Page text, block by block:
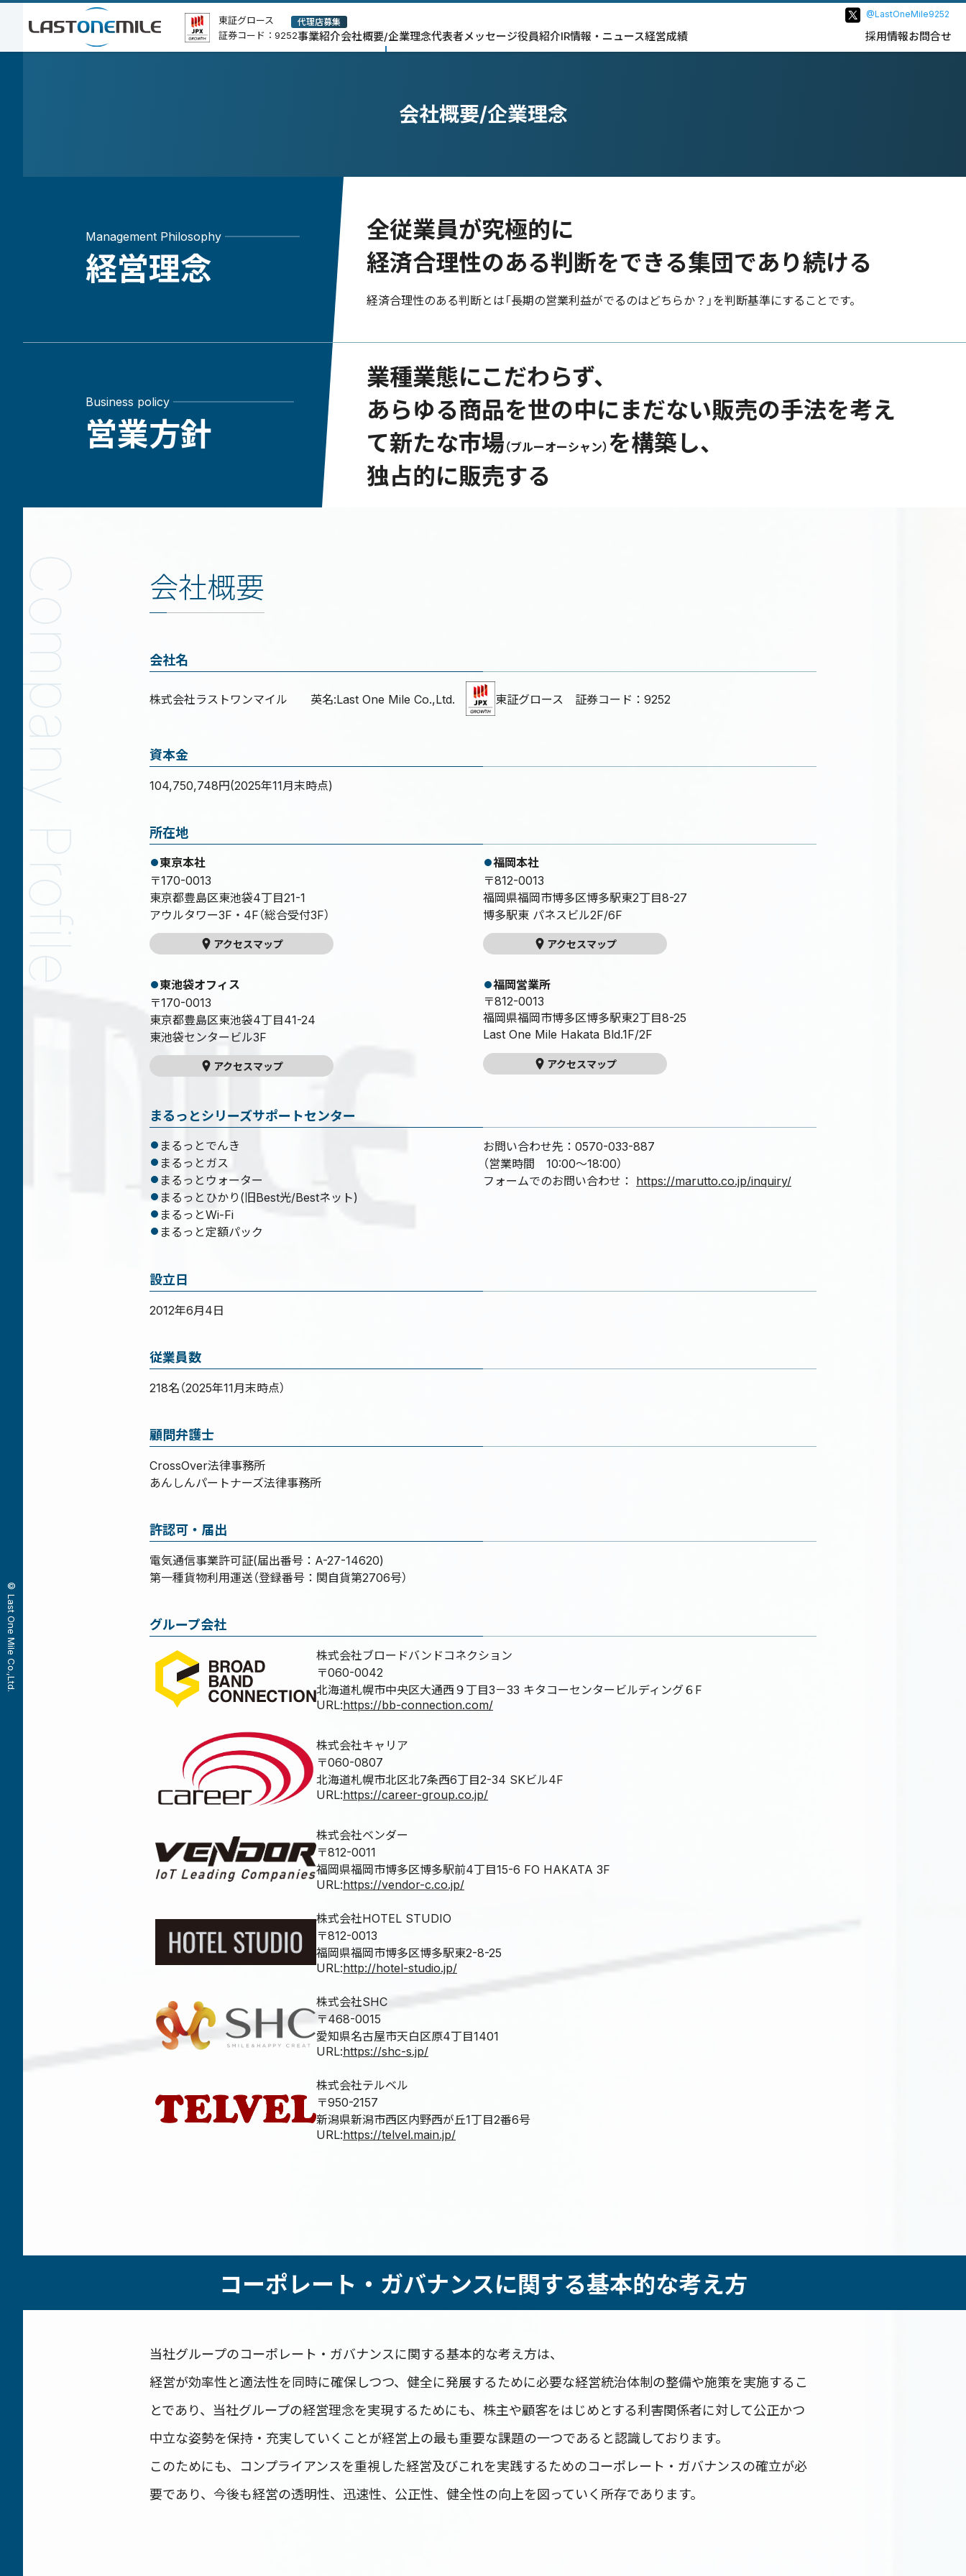
シ
東証グロース
証券コード：9252事業紹介
代理店募集
会社概要/企業理念代表者メッセージ役員紹介IR情報・ニュース経営成績 採用情報お問合せ
@LastOneMile9252
会社概要/企業理念
経営理念
Management Philosophy
全従業員が究極的に
経済合理性のある判断をできる集団であり続ける
経済合理性のある判断とは「長期の営業利益がでるのはどちらか？」を判断基準にすることです。
営業方針
Business policy
業種業態にこだわらず、
あらゆる商品を世の中にまだない販売の手法を考え
て新たな市場 （ブルーオーシャン） を構築し、
独占的に販売する
会社概要
会社名
株式会社ラストワンマイル 英名:Last One Mile Co.,Ltd. 東証グロース 証券コード：9252
資本金
104,750,748円(2025年11月末時点)
所在地
東京本社
〒170-0013
東京都豊島区東池袋4丁目21-1
アウルタワー3F・4F（総合受付3F）
アクセスマップ
福岡本社
〒812-0013
福岡県福岡市博多区博多駅東2丁目8-27
博多駅東 パネスビル2F/6F
アクセスマップ
東池袋オフィス
〒170-0013
東京都豊島区東池袋4丁目41-24
東池袋センタービル3F
アクセスマップ
福岡営業所
〒812-0013
福岡県福岡市博多区博多駅東2丁目8-25
Last One Mile Hakata Bld.1F/2F
アクセスマップ
まるっとシリーズサポートセンター
まるっとでんき
まるっとガス
まるっとウォーター
まるっとひかり(旧Best光/Bestネット)
まるっとWi-Fi
まるっと定額パック
お問い合わせ先：0570-033-887
（営業時間 10:00～18:00）
フォームでのお問い合わせ： https://marutto.co.jp/inquiry/
設立日
2012年6月4日
従業員数
218名（2025年11月末時点）
顧問弁護士
CrossOver法律事務所
あんしんパートナーズ法律事務所
許認可・届出
電気通信事業許可証(届出番号：A-27-14620)
第一種貨物利用運送（登録番号：関自貨第2706号）
グループ会社
株式会社ブロードバンドコネクション
〒060-0042
北海道札幌市中央区大通西９丁目3－33 キタコーセンタービルディング６F
URL:https://bb-connection.com/
株式会社キャリア
〒060-0807
北海道札幌市北区北7条西6丁目2-34 SKビル4F
URL:https://career-group.co.jp/
株式会社ベンダー
〒812-0011
福岡県福岡市博多区博多駅前4丁目15-6 FO HAKATA 3F
URL:https://vendor-c.co.jp/
株式会社HOTEL STUDIO
〒812-0013
福岡県福岡市博多区博多駅東2-8-25
URL:http://hotel-studio.jp/
株式会社SHC
〒468-0015
愛知県名古屋市天白区原4丁目1401
URL:https://shc-s.jp/
株式会社テルベル
〒950-2157
新潟県新潟市西区内野西が丘1丁目2番6号
URL:https://telvel.main.jp/
コーポレート・ガバナンスに関する基本的な考え方
当社グループのコーポレート・ガバナンスに関する基本的な考え方は、
経営が効率性と適法性を同時に確保しつつ、健全に発展するために必要な経営統治体制の整備や施策を実施するこ
とであり、当社グループの経営理念を実現するためにも、株主や顧客をはじめとする利害関係者に対して公正かつ
中立な姿勢を保持・充実していくことが経営上の最も重要な課題の一つであると認識しております。
このためにも、コンプライアンスを重視した経営及びこれを実践するためのコーポレート・ガバナンスの確立が必
要であり、今後も経営の透明性、迅速性、公正性、健全性の向上を図っていく所存であります。
© Last One Mile Co.,Ltd.